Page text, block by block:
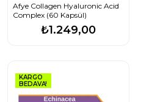
Afye Collagen Hyaluronic Acid
Complex (60 Kapsül)
₺1.249,00
KARGO
BEDAVA!